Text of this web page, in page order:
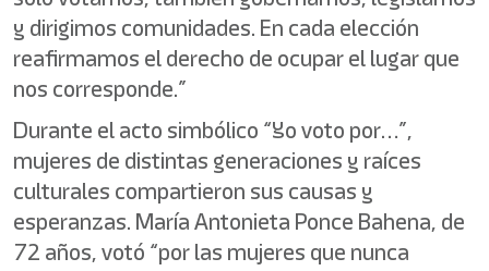
y dirigimos comunidades. En cada elección
reafirmamos el derecho de ocupar el lugar que
nos corresponde.”
Durante el acto simbólico “Yo voto por…”,
mujeres de distintas generaciones y raíces
culturales compartieron sus causas y
esperanzas. María Antonieta Ponce Bahena, de
72 años, votó “por las mujeres que nunca